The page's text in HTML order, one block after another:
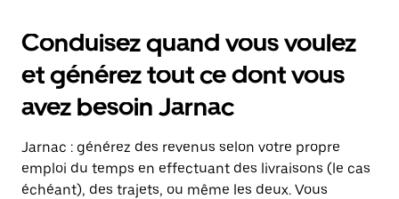
Conduisez quand vous voulez
et générez tout ce dont vous
avez besoin Jarnac
Jarnac : générez des revenus selon votre propre
emploi du temps en effectuant des livraisons (le cas
échéant), des trajets, ou même les deux. Vous